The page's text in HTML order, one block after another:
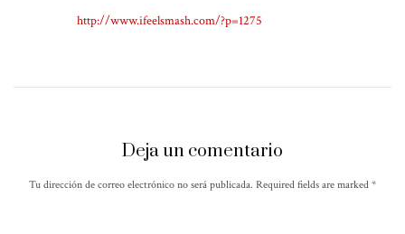
http://www.ifeelsmash.com/?p=1275
Deja un comentario
Tu dirección de correo electrónico no será publicada. Required fields are marked *